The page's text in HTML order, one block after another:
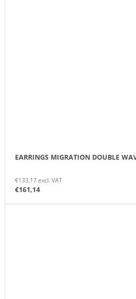
EARRINGS MIGRATION DOUBLE
€133,17 excl. VAT
€161,14